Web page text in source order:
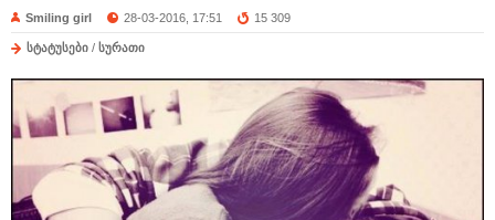
Smiling girl 28-03-2016, 17:51 15 309
სტატუსები / სურათი